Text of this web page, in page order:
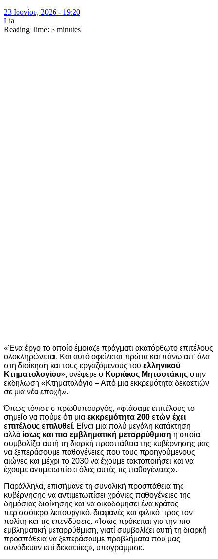
23 Ιουνίου, 2026 - 19:20
Lia
Reading Time: 3 minutes
«Ένα έργο το οποίο έμοιαζε πράγματι ακατόρθωτο επιτέλους
ολοκληρώνεται. Και αυτό οφείλεται πρώτα και πάνω απ’ όλα
στη διοίκηση και τους εργαζόμενους του ελληνικού
Κτηματολογίου», ανέφερε ο Κυριάκος Μητσοτάκης στην
εκδήλωση «Κτηματολόγιο – Από μια εκκρεμότητα δεκαετιών
σε μια νέα εποχή».
Όπως τόνισε ο πρωθυπουργός, «φτάσαμε επιτέλους το
σημείο να πούμε ότι μια εκκρεμότητα 200 ετών έχει
επιτέλους επιλυθεί. Είναι μια πολύ μεγάλη κατάκτηση
αλλά ίσως και πιο εμβληματική μεταρρύθμιση η οποία
συμβολίζει αυτή τη διαρκή προσπάθεια της κυβέρνησης μας
να ξεπεράσουμε παθογένειες που τους προηγούμενους
αιώνες και μέχρι το 2030 να έχουμε τακτοποιήσει και να
έχουμε αντιμετωπίσει όλες αυτές τις παθογένειες».
Παράλληλα, επισήμανε τη συνολική προσπάθεια της
κυβέρνησης να αντιμετωπίσει χρόνιες παθογένειες της
δημόσιας διοίκησης και να οικοδομήσει ένα κράτος
περισσότερο λειτουργικό, διαφανές και φιλικό προς τον
πολίτη και τις επενδύσεις. «Ίσως πρόκειται για την πιο
εμβληματική μεταρρύθμιση, γιατί συμβολίζει αυτή τη διαρκή
προσπάθεια να ξεπεράσουμε προβλήματα που μας
συνόδευαν επί δεκαετίες», υπογράμμισε.